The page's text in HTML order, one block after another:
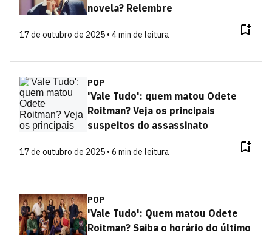
novela? Relembre
17 de outubro de 2025 • 4 min de leitura
POP
'Vale Tudo': quem matou Odete
Roitman? Veja os principais
suspeitos do assassinato
17 de outubro de 2025 • 6 min de leitura
POP
'Vale Tudo': Quem matou Odete
Roitman? Saiba o horário do último